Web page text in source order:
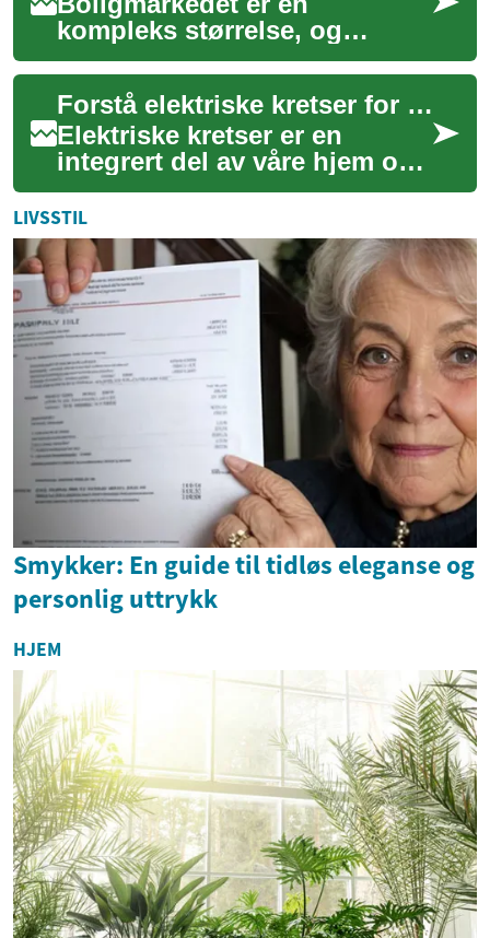
kompleks størrelse, og
prisene på eiendom varierer
betydelig på tvers av
landegrenser og regioner... Forstå elektriske kretser for bedre sikkerhet
Elektriske kretser er en
integrert del av våre hjem og
arbeidsplasser, og de driver
alt fra lys til komplekse
apparat...
LIVSSTIL
Smykker: En guide til tidløs eleganse og
personlig uttrykk
HJEM